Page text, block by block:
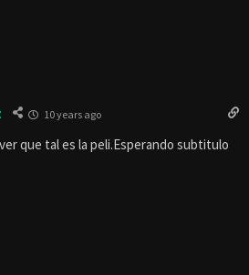
10 years ago
que tal es la peli.Esperando subtitulo